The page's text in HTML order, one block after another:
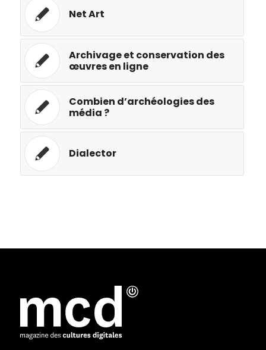
Net Art
Archivage et conservation des
œuvres en ligne
Combien d’archéologies des
média ?
Dialector